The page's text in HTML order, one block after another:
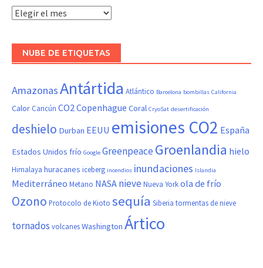
Hemeroteca
NUBE DE ETIQUETAS
AmazonasAntártida Atlántico Barcelona bombillas California
Calor Cancún CO2 Copenhague Coral CryoSat desertificación
deshielo Durban EEUU emisiones CO2 España
Estados Unidos frío Google GreenpeaceGroenlandia hielo
Himalaya huracanes iceberg incendios inundaciones Islandia
Mediterráneo Metano NASA nieveNueva Yorkola de frío
Ozono Protocolo de Kioto sequía Siberia tormentas de nieve
tornados volcanesWashington Ártico